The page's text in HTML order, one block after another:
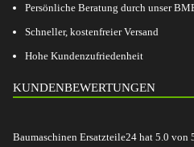
Persönliche Beratung durch unser
Schneller, kostenfreier Versand
Hohe Kundenzufriedenheit
KUNDENBEWERTUNGEN
Baumaschinen Ersatzteile24 hat 5.0 von